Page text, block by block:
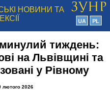
НОВИНИ ТА
UA PL
минулий тиждень:
на Львівщині та
у Рівному
лютого 2026